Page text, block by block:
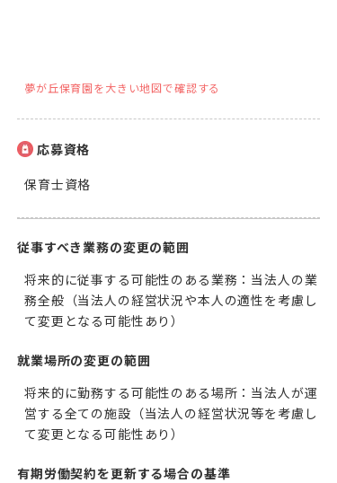
夢が丘保育園を大きい地図で確認する
応募資格
保育士資格
従事すべき業務の変更の範囲
将来的に従事する可能性のある業務：当法人の業
務全般（当法人の経営状況や本人の適性を考慮し
て変更となる可能性あり）
就業場所の変更の範囲
将来的に勤務する可能性のある場所：当法人が運
営する全ての施設（当法人の経営状況等を考慮し
て変更となる可能性あり）
有期労働契約を更新する場合の基準